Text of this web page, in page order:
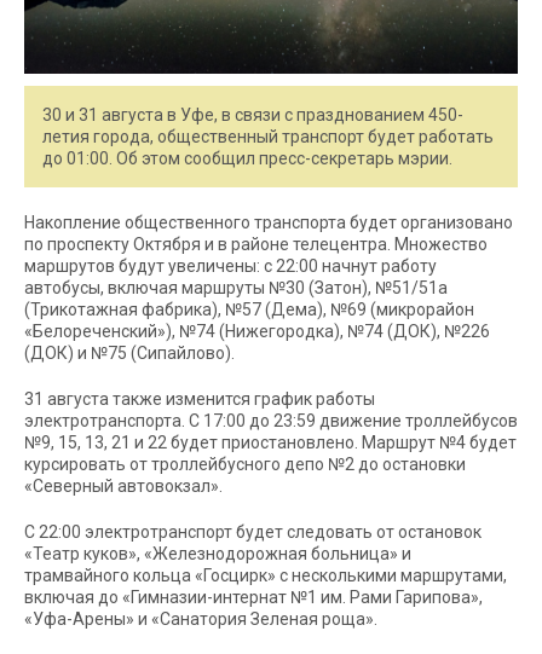
30 и 31 августа в Уфе, в связи с празднованием 450-
летия города, общественный транспорт будет работать
до 01:00. Об этом сообщил пресс-секретарь мэрии.
Накопление общественного транспорта будет организовано
по проспекту Октября и в районе телецентра. Множество
маршрутов будут увеличены: с 22:00 начнут работу
автобусы, включая маршруты №30 (Затон), №51/51а
(Трикотажная фабрика), №57 (Дема), №69 (микрорайон
«Белореченский»), №74 (Нижегородка), №74 (ДОК), №226
(ДОК) и №75 (Сипайлово).
31 августа также изменится график работы
электротранспорта. С 17:00 до 23:59 движение троллейбусов
№9, 15, 13, 21 и 22 будет приостановлено. Маршрут №4 будет
курсировать от троллейбусного депо №2 до остановки
«Северный автовокзал».
С 22:00 электротранспорт будет следовать от остановок
«Театр куков», «Железнодорожная больница» и
трамвайного кольца «Госцирк» с несколькими маршрутами,
включая до «Гимназии-интернат №1 им. Рами Гарипова»,
«Уфа-Арены» и «Санатория Зеленая роща».